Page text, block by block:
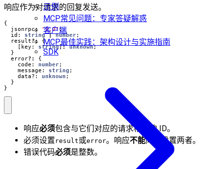
示例
MCP常见问题：专家答疑解惑
客户端
MCP最佳实践：架构设计与实施指南
SDK
响应作为对请求的回复发送。
{
jsonrpc: "2.0";
id : string | number;
result?:
{
[ key : string]: unknown;
}
error?:
{
code : number;
message : string ;
data? : unknown ;
}
}
响应必须包含与它们对应的请求相同的 ID。
必须设置 result或error。响应不能同时设置两者。
错误代码必须是整数。